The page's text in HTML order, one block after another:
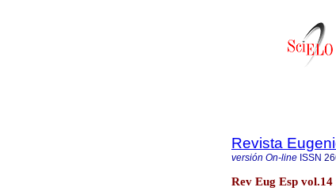
Revista
versión On-line ISSN
Rev Eug Esp